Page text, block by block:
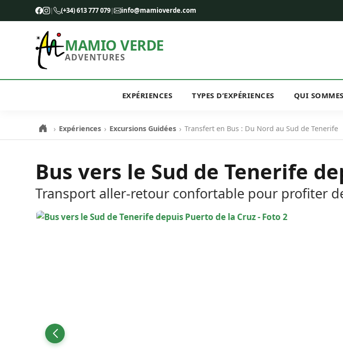
| (+34) 613 777 079| info@mamioverde.com
MAMIO VERDE
ADVENTURES
EXPÉRIENCES TYPES D’EXPÉRIENCES QUI
› Expériences › Excursions Guidées › Transfert en Bus : Du Nord au Sud de Tenerife
Bus vers le Sud de Tenerife
Transport aller-retour confortable pour profiter